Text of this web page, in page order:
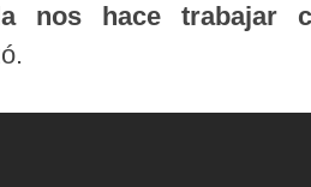
nos hace trabajar